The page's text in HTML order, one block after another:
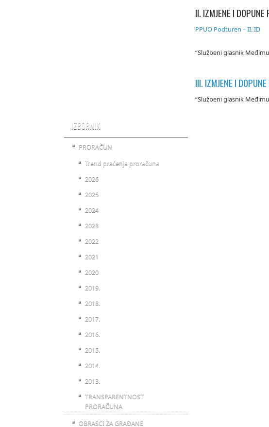
II. IZMJENE I
PPUO Podturen – II. ID
“Službeni glasnik
III. IZMJENE I
“Službeni glasnik
IZBORNIK
PRORAČUN
Trend praćenja proračuna
2026
2025
2024
2023
2022
2021
2020
2019.
2018.
2017.
2016.
2015.
2014.
2013.
TRANSPARENTNOST
PRORAČUNA
OBRASCI ZA GRAĐANE